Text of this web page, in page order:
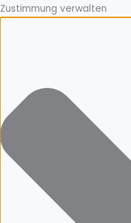
Zustimmung verwalten